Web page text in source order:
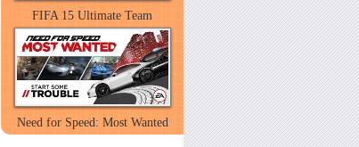
FIFA 15 Ultimate Team
Need for Speed: Most Wanted